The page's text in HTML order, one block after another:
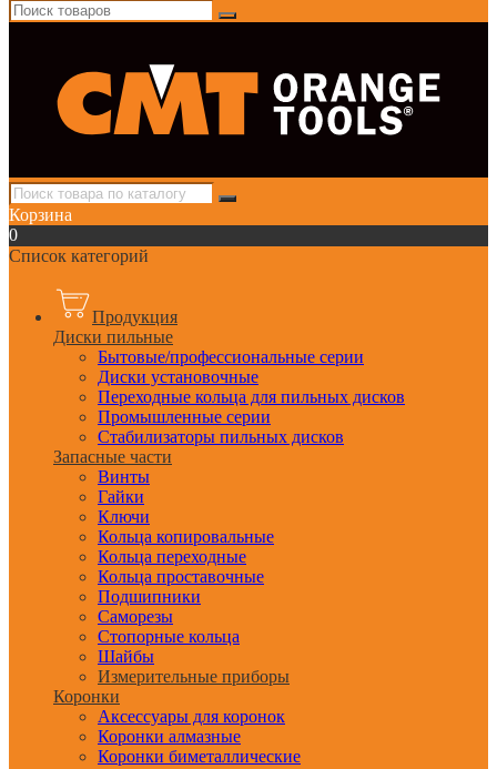
Корзина
0
Список категорий
Продукция
Диски пильные
Бытовые/профессиональные серии
Диски установочные
Переходные кольца для пильных дисков
Промышленные серии
Стабилизаторы пильных дисков
Запасные части
Винты
Гайки
Ключи
Кольца копировальные
Кольца переходные
Кольца проставочные
Подшипники
Саморезы
Стопорные кольца
Шайбы
Измерительные приборы
Коронки
Аксессуары для коронок
Коронки алмазные
Коронки биметаллические